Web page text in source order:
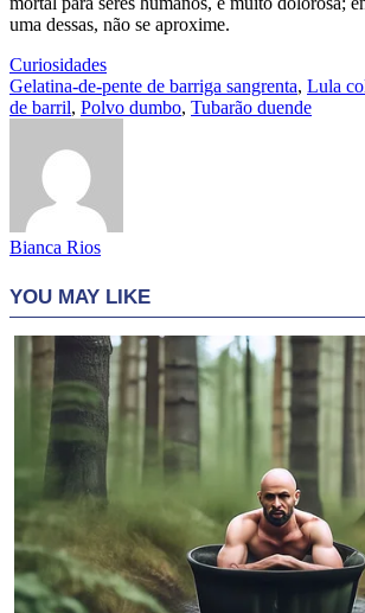
uma dessas, não se aproxime.
Curiosidades
Gelatina-de-pente de barriga sangrenta, Lula
de barril, Polvo dumbo, Tubarão duende
Bianca Rios